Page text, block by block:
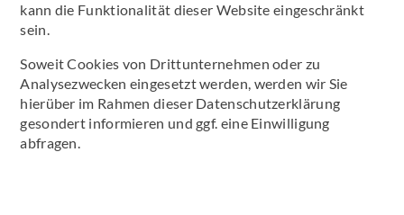
kann die Funktionalität dieser Website eingeschränkt
sein.
Soweit Cookies von Drittunternehmen oder zu
Analysezwecken eingesetzt werden, werden wir Sie
hierüber im Rahmen dieser Datenschutzerklärung
gesondert informieren und ggf. eine Einwilligung
abfragen.